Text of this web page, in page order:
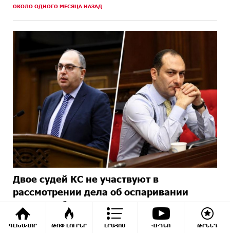
ԳԼԽԱՎՈՐ ԹՈՓ ԼՈՒՐԵՐ ԼՐԱՀՈՍ ՎԻԴԵՈ ԹՐԵՆԴ
ОКОЛО ОДНОГО МЕСЯЦА НАЗАД
Двое судей КС не участвуют в
рассмотрении дела об оспаривании
итогов выборов
ОКОЛО ОДНОГО МЕСЯЦА НАЗАД